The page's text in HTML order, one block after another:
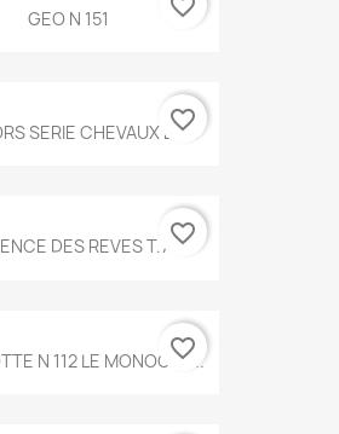
GEO N 151
SERIE CHEVAUX ET...
favorite_border
DES REVES T.787
favorite_border
N 112 LE MONOCLE...
favorite_border